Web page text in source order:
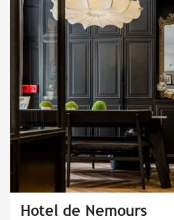
Hotel de Nemours